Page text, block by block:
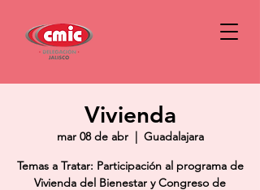
Vivienda
mar 08 de abr
  |
Guadalajara
Temas a Tratar: Participación al programa de
Vivienda del Bienestar y Congreso de